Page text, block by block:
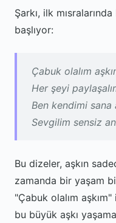
Şarkı, ilk
başlıyor:
Çabuk olalım
Her şeyi
Ben kendimi sana
Sevgilim sensiz
Bu dizeler, aşkın
zamanda bir yaşam
"Çabuk olalım aşkım"
bu büyük aşkı